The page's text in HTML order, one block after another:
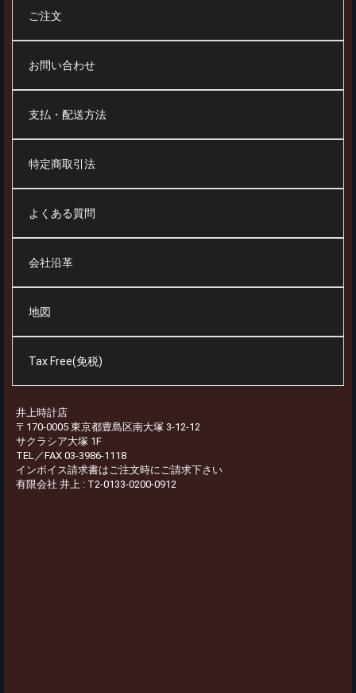
ご注文
お問い合わせ
支払・配送方法
特定商取引法
よくある質問
会社沿革
地図
Tax Free(免税)
井上時計店
〒170-0005 東京都豊島区南大塚 3-12-12
サクラシア大塚 1F
TEL／FAX 03-3986-1118
インボイス請求書はご注文時にご請求下さい
有限会社 井上 : T2-0133-0200-0912